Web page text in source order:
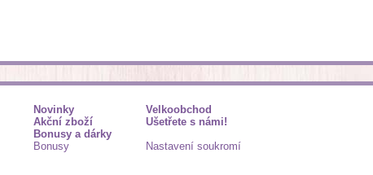
Novinky
Akční zboží
Bonusy a dárky
Bonusy
Velkoobchod
Ušetřete s námi!
Nastavení soukromí